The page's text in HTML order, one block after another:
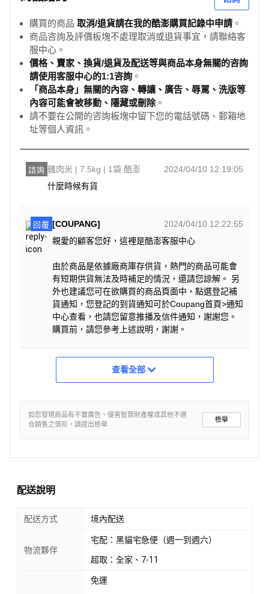
購買的商品 取消/退貨請在我的酷澎購買記錄中申請 。
商品咨詢及評價板塊不處理取消或退貨事宜，請聯絡客
服中心。
價格、賣家、換貨/退貨及配送等與商品本身無關的咨詢
請使用客服中心的1:1咨詢 。
「商品本身」無關的內容、轉讓、廣告、辱罵、洗版等
內容可能會被移動、隱藏或刪除。
請不要在公開的咨詢板塊中留下您的電話號碼、郵箱地
址等個人資訊。
諮詢 雞肉米 | 7.5kg | 1袋 酷澎
2024/04/10 12:19:05
什麼時候有貨
回覆 [COUPANG]
2024/04/10 12:22:55
親愛的顧客您好，這裡是酷澎客服中心
由於商品是依據廠商庫存供貨，熱門的商品可能會
有短期供貨無法及時補足的情況，還請您諒解。 另
外也建議您可在欲購買的商品頁面中，點選登記補
貨通知，您登記的到貨通知可於Coupang首頁>通知
中心查看，也請您留意推播及信件通知，謝謝您。
購買前，請您參考上述說明，謝謝。
查看全部
如您發現商品有不實廣告、侵害智慧財產權或其他不適
合銷售之情形，請提出檢舉
檢舉
配送說明
配送方式 境內配送
物流夥伴
宅配：黑貓宅急便（週一到週六）
超取：全家、7-11
免運